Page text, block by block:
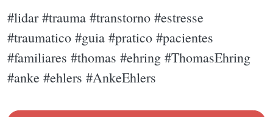
#lidar #trauma #transtorno #estresse
#traumatico #guia #pratico #pacientes
#familiares #thomas #ehring #ThomasEhring
#anke #ehlers #AnkeEhlers